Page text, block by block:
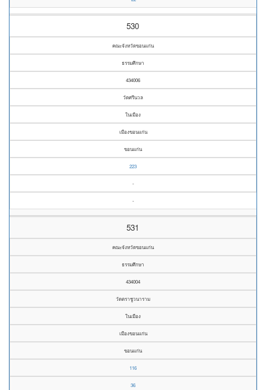
530
คณะจังหวัดขอนแก่น
ธรรมศึกษา
434006
วัดศรีนวล
ในเมือง
เมืองขอนแก่น
ขอนแก่น
223
-
-
531
คณะจังหวัดขอนแก่น
ธรรมศึกษา
434004
วัดตราชูวนาราม
ในเมือง
เมืองขอนแก่น
ขอนแก่น
116
36